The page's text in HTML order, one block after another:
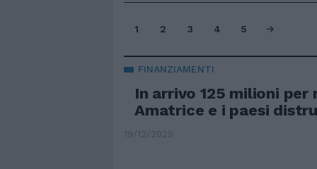
1 2 3 4 5
FINANZIAMENTI
In arrivo 125 milioni per
Amatrice e i paesi
19/12/2025